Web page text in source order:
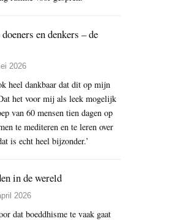
en denkers – de
2026
heel dankbaar dat dit op mijn
het voor mij als leek mogelijk
van 60 mensen tien dagen op
te mediteren en te leren over
is echt heel bijzonder.’
in de wereld
2026
dat boeddhisme te vaak gaat